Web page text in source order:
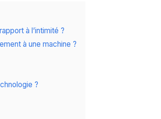
à l’intimité ?
à une machine ?
?